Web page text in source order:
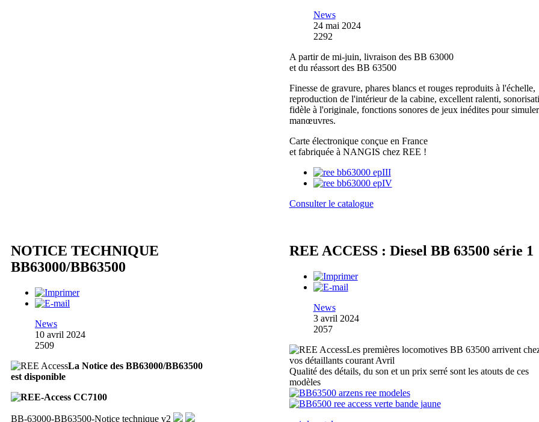
News
24 mai 2024
2292
A partir de mi-juin, livraison des BB 63000
et du réassort des BB 63500
Finesse de gravure, phares blancs et rouges reproduits à l'échelle,
reproduction de l'intérieur de la cabine, excellent ralenti,
fidèle à l'originale, fonctions sonores de jeux inédites pour
manœuvres.
Carte électronique conçue en France
et fabriquée à NANGIS chez REE !
Consulter le catalogue
NOTICE TECHNIQUE
BB63000/BB63500
News
10 avril 2024
2509
La Notice des BB63000/BB63500
est disponible
BB-63000-BB63500-Notice technique v2
REE ACCESS : Diesel BB 63500 série 1
News
3 avril 2024
2057
Les premières locomotives BB 63500 arrivent
vos détaillants courant Avril
Qualité des détails, du son et un prix serré sont les atouts de ces
modèles